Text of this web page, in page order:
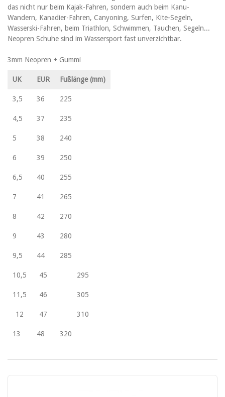
das nicht nur beim Kajak-Fahren, sondern auch beim Kanu-
Wandern, Kanadier-Fahren, Canyoning, Surfen, Kite-Segeln,
Wasserski-Fahren, beim Triathlon, Schwimmen, Tauchen, Segeln...
Neopren Schuhe sind im Wassersport fast unverzichtbar.
3mm Neopren + Gummi
UK EUR Fußlänge (mm)
3,5 36 225
4,5 37 235
5 38 240
6 39 250
6,5 40 255
7 41 265
8 42 270
9 43 280
9,5 44 285
10,5 45 295
11,5 46 305
12 47 310
13 48 320